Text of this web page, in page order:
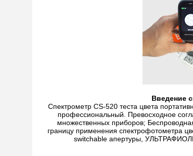
Введение
Спектрометр CS-520 теста цвета
профессиональный. Превосходное
множественных приборов;
границу применения спектрофотометра
switchable апертуры,